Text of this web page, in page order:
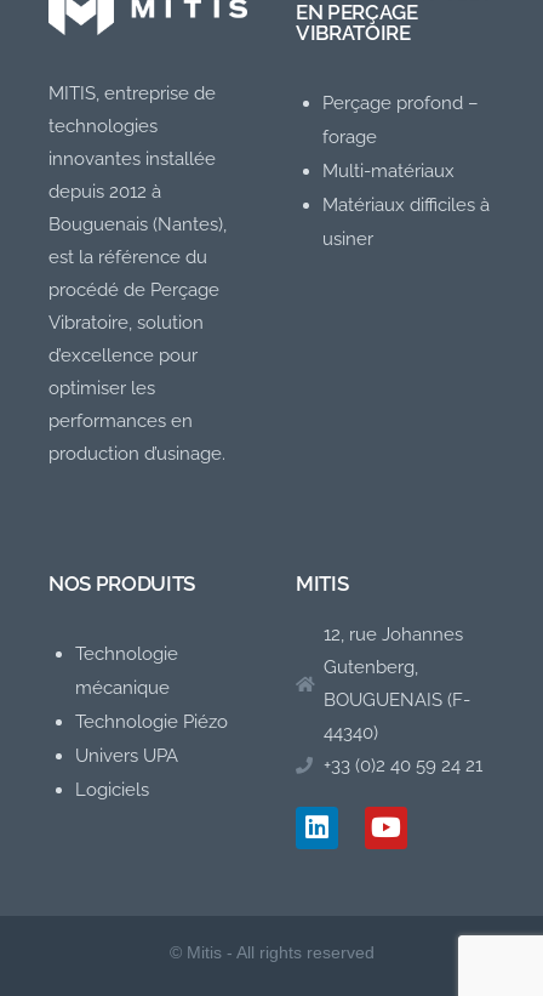
MITIS, entreprise de
technologies
innovantes installée
depuis 2012 à
Bouguenais (Nantes),
est la référence du
procédé de Perçage
Vibratoire, solution
d’excellence pour
optimiser les
performances en
production d’usinage.
EN PERÇAGE
VIBRATOIRE
Perçage profond –
forage
Multi-matériaux
Matériaux difficiles à
usiner
NOS PRODUITS
Technologie
mécanique
Technologie Piézo
Univers UPA
Logiciels
MITIS
12, rue Johannes
Gutenberg,
BOUGUENAIS (F-
44340)
+33 (0)2 40 59 24 21
© Mitis - All rights reserved